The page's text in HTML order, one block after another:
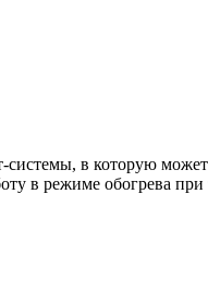
системы, в которую
в режиме обогрева при